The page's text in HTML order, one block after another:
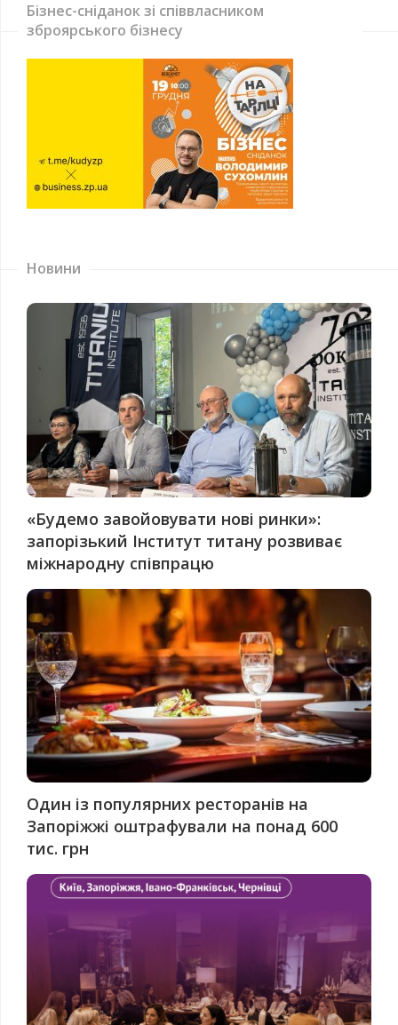
Бізнес-сніданок зі співвласником
зброярського бізнесу
Новини
«Будемо завойовувати нові ринки»:
запорізький Інститут титану розвиває
міжнародну співпрацю
Один із популярних ресторанів на
Запоріжжі оштрафували на понад 600
тис. грн